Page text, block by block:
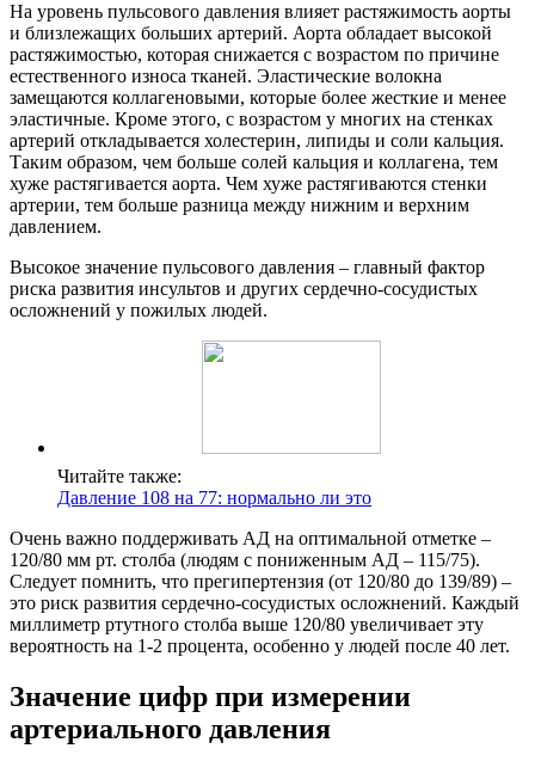
На уровень пульсового давления влияет растяжимость аорты
и близлежащих больших артерий. Аорта обладает высокой
растяжимостью, которая снижается с возрастом по причине
естественного износа тканей. Эластические волокна
замещаются коллагеновыми, которые более жесткие и менее
эластичные. Кроме этого, с возрастом у многих на стенках
артерий откладывается холестерин, липиды и соли кальция.
Таким образом, чем больше солей кальция и коллагена, тем
хуже растягивается аорта. Чем хуже растягиваются стенки
артерии, тем больше разница между нижним и верхним
давлением.
Высокое значение пульсового давления – главный фактор
риска развития инсультов и других сердечно-сосудистых
осложнений у пожилых людей.
Читайте также:
Давление 108 на 77: нормально ли это
Очень важно поддерживать АД на оптимальной отметке –
120/80 мм рт. столба (людям с пониженным АД – 115/75).
Следует помнить, что прегипертензия (от 120/80 до 139/89) –
это риск развития сердечно-сосудистых осложнений. Каждый
миллиметр ртутного столба выше 120/80 увеличивает эту
вероятность на 1-2 процента, особенно у людей после 40 лет.
Значение цифр при измерении
артериального давления